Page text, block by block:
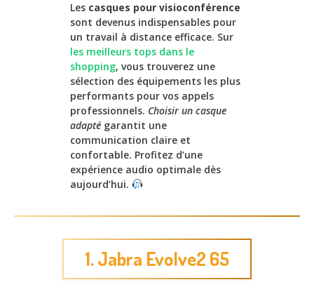
Les casques pour visioconférence
sont devenus indispensables pour
un travail à distance efficace. Sur
les meilleurs tops dans le
shopping, vous trouverez une
sélection des équipements les plus
performants pour vos appels
professionnels. Choisir un casque
adapté garantit une
communication claire et
confortable. Profitez d’une
expérience audio optimale dès
aujourd’hui.
1. Jabra Evolve2 65